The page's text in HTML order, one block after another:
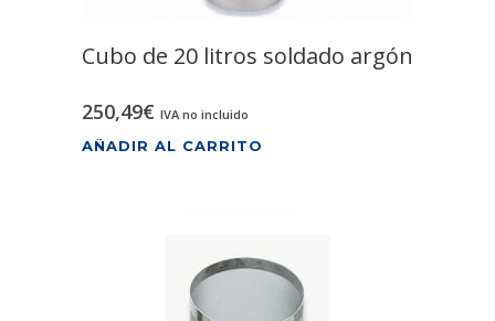
Cubo de 20 litros soldado argón
250,49€ IVA no incluido
AÑADIR AL CARRITO